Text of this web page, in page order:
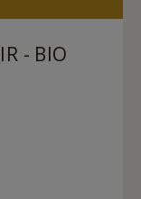
- BIO